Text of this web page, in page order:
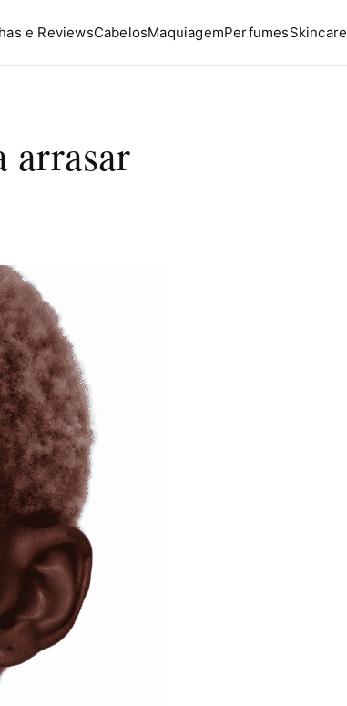
e ReviewsCabelosMaquiagemPerfumesSkincare
arrasar